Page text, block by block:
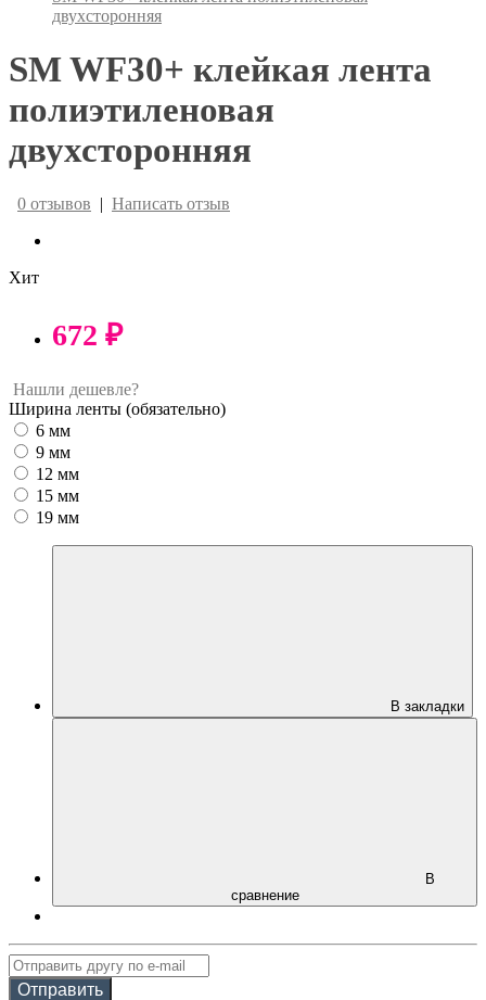
двухсторонняя
SM WF30+ клейкая лента
полиэтиленовая
двухсторонняя
0 отзывов | Написать отзыв
Хит
672 ₽
Нашли дешевле?
Ширина ленты (обязательно)
6 мм
9 мм
12 мм
15 мм
19 мм
В закладки
В
сравнение
Отправить